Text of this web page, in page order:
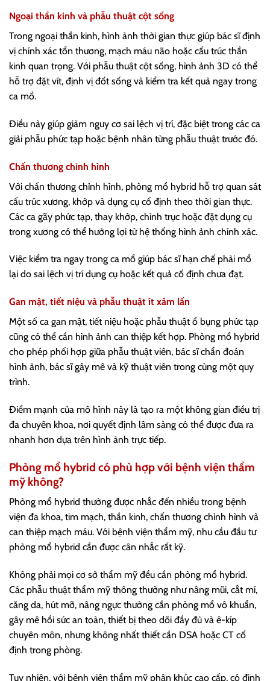
Ngoại thần kinh và phẫu thuật cột sống
Trong ngoại thần kinh, hình ảnh thời gian thực giúp bác sĩ định
vị chính xác tổn thương, mạch máu não hoặc cấu trúc thần
kinh quan trọng. Với phẫu thuật cột sống, hình ảnh 3D có thể
hỗ trợ đặt vít, định vị đốt sống và kiểm tra kết quả ngay trong
ca mổ.
Điều này giúp giảm nguy cơ sai lệch vị trí, đặc biệt trong các ca
giải phẫu phức tạp hoặc bệnh nhân từng phẫu thuật trước đó.
Chấn thương chỉnh hình
Với chấn thương chỉnh hình, phòng mổ hybrid hỗ trợ quan sát
cấu trúc xương, khớp và dụng cụ cố định theo thời gian thực.
Các ca gãy phức tạp, thay khớp, chỉnh trục hoặc đặt dụng cụ
trong xương có thể hưởng lợi từ hệ thống hình ảnh chính xác.
Việc kiểm tra ngay trong ca mổ giúp bác sĩ hạn chế phải mổ
lại do sai lệch vị trí dụng cụ hoặc kết quả cố định chưa đạt.
Gan mật, tiết niệu và phẫu thuật ít xâm lấn
Một số ca gan mật, tiết niệu hoặc phẫu thuật ổ bụng phức tạp
cũng có thể cần hình ảnh can thiệp kết hợp. Phòng mổ hybrid
cho phép phối hợp giữa phẫu thuật viên, bác sĩ chẩn đoán
hình ảnh, bác sĩ gây mê và kỹ thuật viên trong cùng một quy
trình.
Điểm mạnh của mô hình này là tạo ra một không gian điều trị
đa chuyên khoa, nơi quyết định lâm sàng có thể được đưa ra
nhanh hơn dựa trên hình ảnh trực tiếp.
Phòng mổ hybrid có phù hợp với bệnh viện thẩm
mỹ không?
Phòng mổ hybrid thường được nhắc đến nhiều trong bệnh
viện đa khoa, tim mạch, thần kinh, chấn thương chỉnh hình và
can thiệp mạch máu. Với bệnh viện thẩm mỹ, nhu cầu đầu tư
phòng mổ hybrid cần được cân nhắc rất kỹ.
Không phải mọi cơ sở thẩm mỹ đều cần phòng mổ hybrid.
Các phẫu thuật thẩm mỹ thông thường như nâng mũi, cắt mí,
căng da, hút mỡ, nâng ngực thường cần phòng mổ vô khuẩn,
gây mê hồi sức an toàn, thiết bị theo dõi đầy đủ và ê-kíp
chuyên môn, nhưng không nhất thiết cần DSA hoặc CT cố
định trong phòng.
Tuy nhiên, với bệnh viện thẩm mỹ phân khúc cao cấp, có định